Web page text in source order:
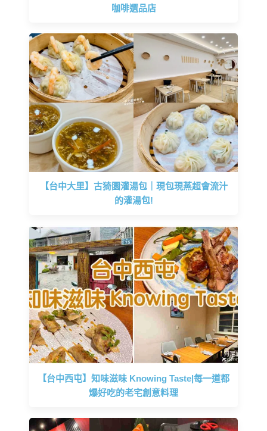
咖啡選品店
【台中大里】古猗園灌湯包｜現包現蒸超會流汁
的灌湯包!
【台中西屯】知味滋味 Knowing Taste|每一道都
爆好吃的老宅創意料理